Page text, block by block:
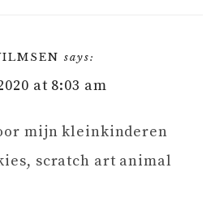
says:
at 8:03 am
mijn kleinkinderen
scratch art animal